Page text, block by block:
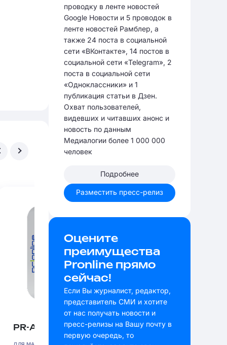
PR-АБОНЕНТ
ПРЕСС-РЕЛИЗ
проводку в ленте новостей
Google Новости и 5 проводок в
ленте новостей Рамблер, а
также 24 поста в социальной
сети «ВКонтакте», 14 постов в
социальной сети «Telegram», 2
поста в социальной сети
«Одноклассники» и 1
публикация статьи в Дзен.
Охват пользователей,
видевших и читавших анонс и
новость по данным
Медиалогии более 1 000 000
человек
Подробнее
Разместить пресс-релиз
Оцените
преимущества
Pronline прямо
сейчас!
Если Вы журналист, редактор,
представитель СМИ и хотите
от нас получать новости и
пресс-релизы на Вашу почту в
первую очередь, то